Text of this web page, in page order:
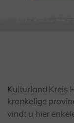
Kulturland Kreis
kronkelige
vindt u hier